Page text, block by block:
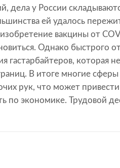
дела у России
ей удалось
вакцины от
Однако быстрого
гастарбайтеров, которая не
В итоге многие сферы
рук, что может привести
по экономике. Трудовой